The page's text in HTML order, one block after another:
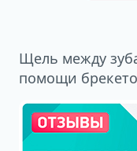
Щель между
помощи